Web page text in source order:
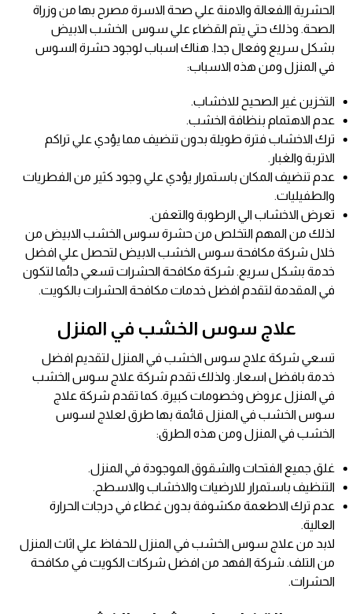
الحشرية االفعالة والامنة علي صحة الاسرة مصرح بها من وزراة
الصحة. وذلك حتي يتم القضاء علي سوس الخشب الابيض
بشكل سريع وفعال جدا. هناك اسباب لوجود حشرة السوس
في المنزل ومن هذه الاسباب:
التخزين غير الصحيح للاخشاب.
عدم الاهتمام بنظافة الخشب.
ترك الاخشاب فترة طويلة بدون تنضيف مما يؤدي علي تراكم
الاتربة والغبار.
عدم تنضيف المكان باستمرار يؤدي علي وجود كثير من الفطريات
والطفيليات.
تعرض الاخشاب الي الرطوبة والتعفن.
لذلك من المهم التخلص من حشرة سوس الخشب الابيض من
خلال شركة مكافحة سوس الخشب الابيض لتحصل علي افضل
خدمة بشكل سريع. شركة مكافحة الحشرات تسعي دائما لتكون
في المقدمة لتقدم افضل خدمات مكافحة الحشرات بالكويت.
علاج سوس الخشب في المنزل
تسعي شركة علاج سوس الخشب في المنزل لتقديم افضل
خدمة بافضل اسعار. ولذلك تقدم شركة علاج سوس الخشب
في المنزل عروض وخصومات كبيرة. كما تقدم شركة علاج
سوس الخشب في المنزل قائمة بها طرق لعلاج لسوس
الخشب في المنزل ومن هذه الطرق:
غلق جميع الفتحات والشقوق الموجودة في المنزل.
التنظيف باستمرار للارضيات والاخشاب والاسطح.
عدم ترك الاطعمة مكشوفة بدون غطاء في درجات الحرارة
العالية.
لابد من علاج سوس الخشب في المنزل للحفاظ علي اثاث المنزل
من التلف. شركة الفهد من افضل شركات الكويت في مكافحة
الحشرات.